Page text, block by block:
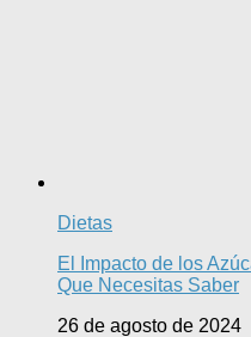
Dietas
El Impacto de los
Que Necesitas Saber
26 de agosto de 2024